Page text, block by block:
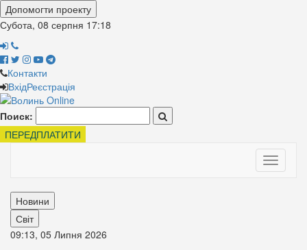
Допомогти проекту
Субота, 08 серпня 17:18
Контакти
ВхідРеєстрація
Поиск:
ПЕРЕДПЛАТИТИ
Toggle
Новини
Світ
09:13, 05 Липня 2026